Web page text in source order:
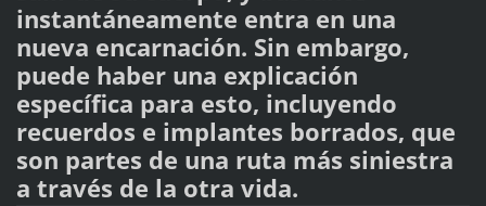
instantáneamente entra en una
nueva encarnación. Sin embargo,
puede haber una explicación
específica para esto, incluyendo
recuerdos e implantes borrados, que
son partes de una ruta más siniestra
a través de la otra vida.